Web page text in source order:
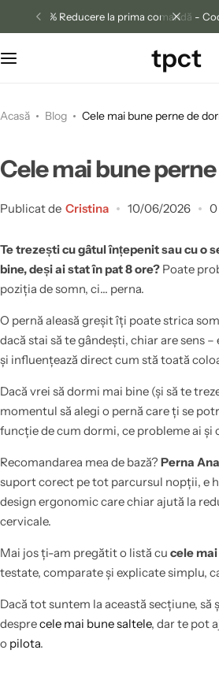
5% Reducere la prima comandă -
tpct
Acasă Blog Cele mai bune perne de
Cele mai bune
Publicat de Cristina 10/06/2026 0
Te trezești cu gâtul înțepenit sau cu o
bine, deși ai stat în pat 8 ore? Poate
poziția de somn, ci… perna.
O pernă aleasă greșit îți poate strica
dacă stai să te gândești, chiar are sens
și influențează direct cum stă toată
Dacă vrei să dormi mai bine (și să te
momentul să alegi o pernă care ți se
funcție de cum dormi, ce probleme ai și
Recomandarea mea de bază? Perna
suport corect pe tot parcursul nopții, e
design ergonomic care chiar ajută la
cervicale.
Mai jos ți-am pregătit o listă cu cele
testate, comparate și explicate simplu,
Dacă tot suntem la această secțiune, să
desprecele mai bune saltele, dar te pot
o pilota.